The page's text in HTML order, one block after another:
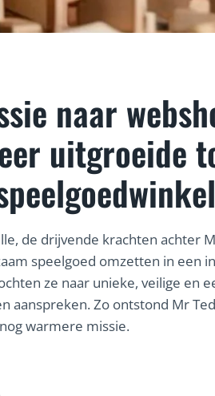
naar
uitgroeide
de drijvende krachten achter
speelgoed omzetten in een
ze naar unieke, veilige en
aanspreken. Zo ontstond Mr
warmere missie.